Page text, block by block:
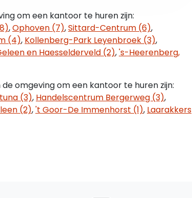
Sittard-Geleen te verifiëren of uw
bestemmingsplan.
met BTW
volgens de
(2015=100), gepubliceerd door
om een kantoor te huren zijn:
,Ophoven (7),Sittard-Centrum (6),
(4), Kollenberg-Park Leyenbroek (3),
en Haesselderveld (2),'s-Heerenberg,
omgeving om een kantoor te huren zijn:
(3), Handelscentrum Bergerweg (3),
(2),'t Goor-De Immenhorst (1), Laarakkers